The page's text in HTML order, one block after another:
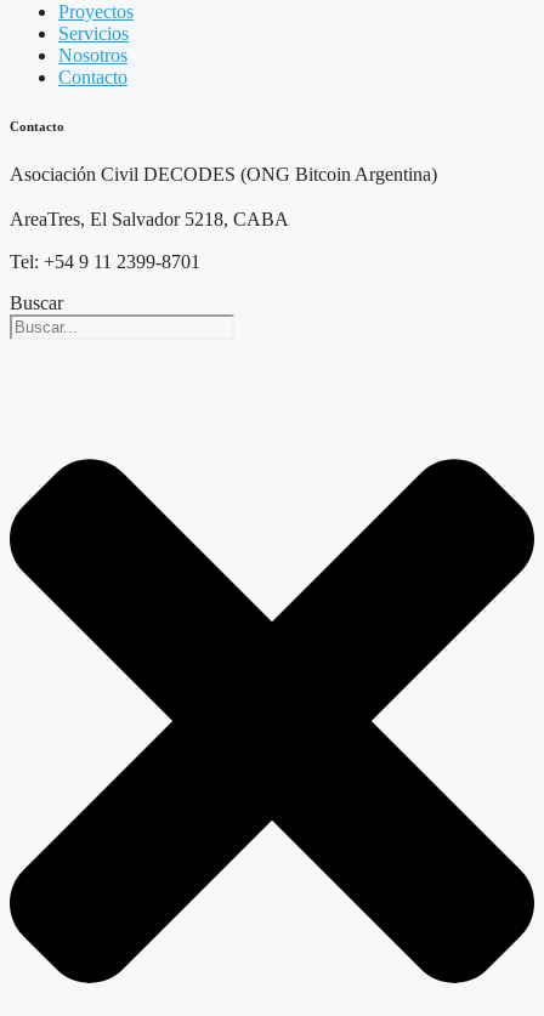
Proyectos
Servicios
Nosotros
Contacto
Contacto
Asociación Civil DECODES (ONG Bitcoin Argentina)
AreaTres, El Salvador 5218, CABA
Tel: +54 9 11 2399-8701
Buscar